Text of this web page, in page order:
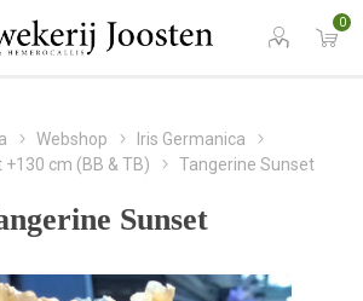
0
Webshop
Iris Germanica
cm (BB & TB)
Tangerine Sunset
Sunset